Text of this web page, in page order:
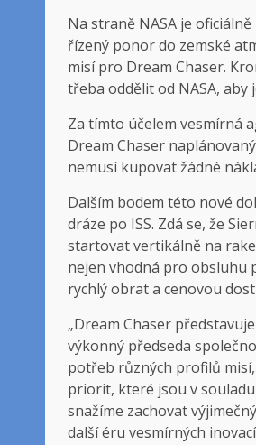
Na straně NASA je
řízený ponor do zemské
misí pro Dream Chaser.
třeba oddělit od NASA,
Za tímto účelem vesmírná
Dream Chaser
nemusí kupovat žádné
Dalším bodem této nové
dráze po ISS. Zdá se, že
startovat vertikálně na
nejen vhodná pro obsluhu
rychlý obrat a cenovou
„Dream Chaser
výkonný předseda
potřeb různých profilů
priorit, které jsou v
snažíme zachovat
další éru vesmírných